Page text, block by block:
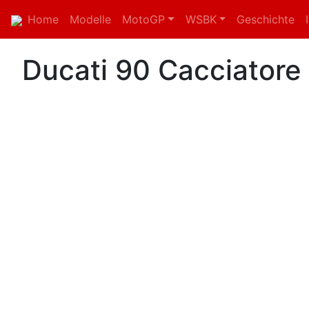
Home Modelle MotoGP WSBK Geschichte
Ducati 90 Cacciatore